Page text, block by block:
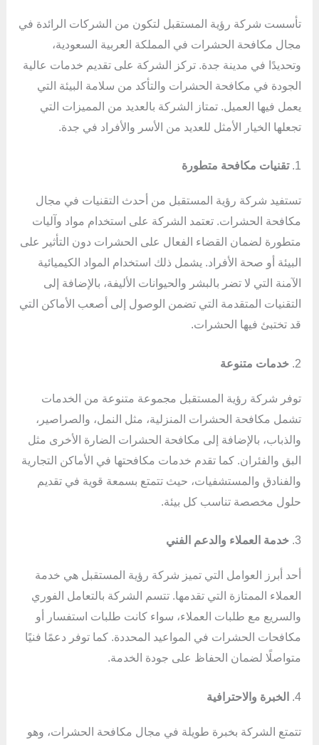
تأسست شركة رؤية المستقبل لتكون من الشركات الرائدة في
مجال مكافحة الحشرات في المملكة العربية السعودية،
وتحديدًا في مدينة جدة. تركز الشركة على تقديم خدمات عالية
الجودة في مكافحة الحشرات والتأكد من سلامة البيئة التي
يعمل فيها العميل. تمتاز الشركة بالعديد من المميزات التي
تجعلها الخيار الأمثل للعديد من الأسر والأفراد في جدة.
1. تقنيات مكافحة متطورة
تستفيد شركة رؤية المستقبل من أحدث التقنيات في مجال
مكافحة الحشرات. تعتمد الشركة على استخدام مواد وآليات
متطورة لضمان القضاء الفعال على الحشرات دون التأثير على
البيئة أو صحة الأفراد. يشمل ذلك استخدام المواد الكيميائية
الآمنة التي لا تضر بالبشر والحيوانات الأليفة، بالإضافة إلى
التقنيات المتقدمة التي تضمن الوصول إلى أصعب الأماكن التي
قد تختبئ فيها الحشرات.
2. خدمات متنوعة
توفر شركة رؤية المستقبل مجموعة متنوعة من الخدمات
تشمل مكافحة الحشرات المنزلية، مثل النمل، والصراصير،
والذباب، بالإضافة إلى مكافحة الحشرات الضارة الأخرى مثل
البق والفئران. كما تقدم خدمات مكافحتها في الأماكن التجارية
والفنادق والمستشفيات، حيث تتمتع بسمعة قوية في تقديم
حلول مخصصة تناسب كل بيئة.
3. خدمة العملاء والدعم الفني
أحد أبرز العوامل التي تميز شركة رؤية المستقبل هي خدمة
العملاء الممتازة التي تقدمها. تتسم الشركة بالتعامل الفوري
والسريع مع طلبات العملاء، سواء كانت طلبات استفسار أو
مكافحات الحشرات في المواعيد المحددة. كما توفر دعمًا فنيًا
متواصلًا لضمان الحفاظ على جودة الخدمة.
4. الخبرة والاحترافية
تتمتع الشركة بخبرة طويلة في مجال مكافحة الحشرات، وهو